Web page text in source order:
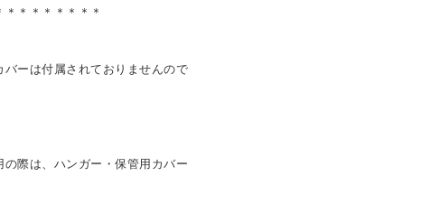
＊＊＊＊＊＊＊
ーは付属されておりませんので
際は、ハンガー・保管用カバー